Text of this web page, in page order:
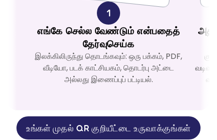
1
எங்கே செல்ல வேண்டும் என்பதைத்
தேர்வுசெய்க
இலக்கிலிருந்து தொடங்கவும்: ஒரு பக்கம், PDF,
வீடியோ, படக் காட்சியகம், தொடர்பு அட்டை
அல்லது இணைப்புப் பட்டியல்.
உங்கள் முதல் QR குறியீட்டை உருவாக்குங்கள்